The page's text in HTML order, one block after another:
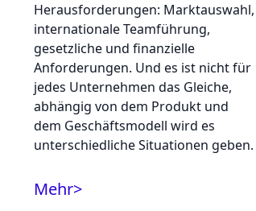
Herausforderungen: Marktauswahl,
internationale Teamführung,
gesetzliche und finanzielle
Anforderungen. Und es ist nicht für
jedes Unternehmen das Gleiche,
abhängig von dem Produkt und
dem Geschäftsmodell wird es
unterschiedliche Situationen geben.
Mehr>